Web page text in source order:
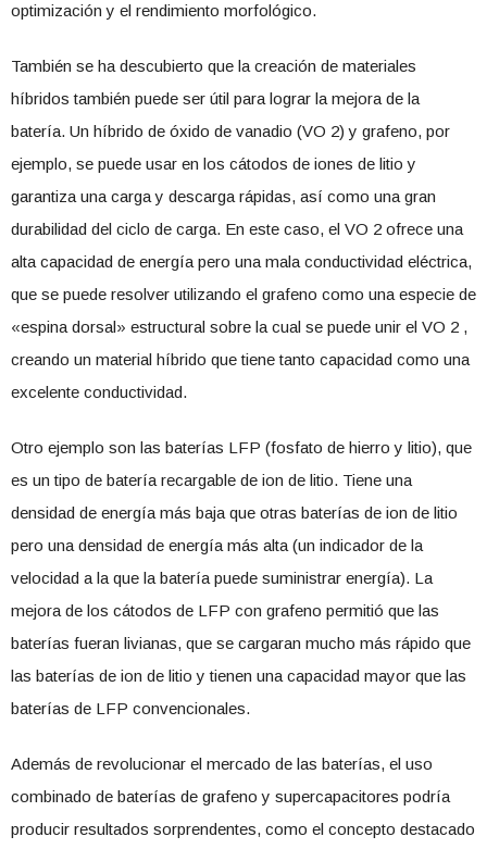
optimización y el rendimiento morfológico.
También se ha descubierto que la creación de materiales
híbridos también puede ser útil para lograr la mejora de la
batería. Un híbrido de óxido de vanadio (VO 2) y grafeno, por
ejemplo, se puede usar en los cátodos de iones de litio y
garantiza una carga y descarga rápidas, así como una gran
durabilidad del ciclo de carga. En este caso, el VO 2 ofrece una
alta capacidad de energía pero una mala conductividad eléctrica,
que se puede resolver utilizando el grafeno como una especie de
«espina dorsal» estructural sobre la cual se puede unir el VO 2 ,
creando un material híbrido que tiene tanto capacidad como una
excelente conductividad.
Otro ejemplo son las baterías LFP (fosfato de hierro y litio), que
es un tipo de batería recargable de ion de litio. Tiene una
densidad de energía más baja que otras baterías de ion de litio
pero una densidad de energía más alta (un indicador de la
velocidad a la que la batería puede suministrar energía). La
mejora de los cátodos de LFP con grafeno permitió que las
baterías fueran livianas, que se cargaran mucho más rápido que
las baterías de ion de litio y tienen una capacidad mayor que las
baterías de LFP convencionales.
Además de revolucionar el mercado de las baterías, el uso
combinado de baterías de grafeno y supercapacitores podría
producir resultados sorprendentes, como el concepto destacado